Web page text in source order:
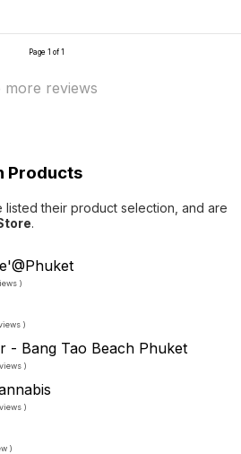
Page 1 of 1
more reviews
Products
their product selection, and are
.
)
)
- Bang Tao Beach Phuket
)
)
)